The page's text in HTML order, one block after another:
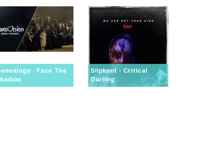
- Face The
Slipknot - Critical
Darling